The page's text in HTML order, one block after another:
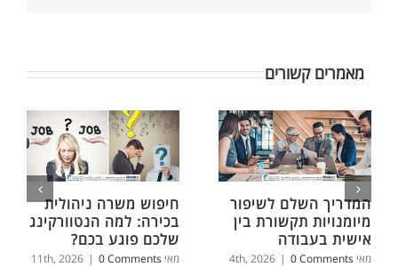
מאמרים קשורים
חיפוש משרה ניהולית
בכירה: למה הנטוורקינג
שלכם פוגע בכם?
מאי 11th, 2026 | 0 Comments
המדריך השלם לשיפור
מיומנויות תקשורת בין
אישית בעבודה
מאי 4th, 2026 | 0 Comments